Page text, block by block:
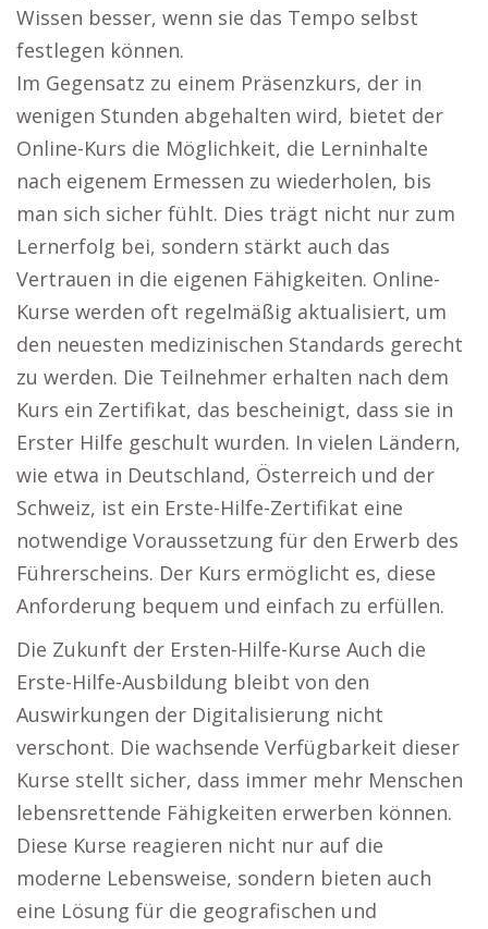
Wissen besser, wenn sie das Tempo selbst
festlegen können.
Im Gegensatz zu einem Präsenzkurs, der in
wenigen Stunden abgehalten wird, bietet der
Online-Kurs die Möglichkeit, die Lerninhalte
nach eigenem Ermessen zu wiederholen, bis
man sich sicher fühlt. Dies trägt nicht nur zum
Lernerfolg bei, sondern stärkt auch das
Vertrauen in die eigenen Fähigkeiten. Online-
Kurse werden oft regelmäßig aktualisiert, um
den neuesten medizinischen Standards gerecht
zu werden. Die Teilnehmer erhalten nach dem
Kurs ein Zertifikat, das bescheinigt, dass sie in
Erster Hilfe geschult wurden. In vielen Ländern,
wie etwa in Deutschland, Österreich und der
Schweiz, ist ein Erste-Hilfe-Zertifikat eine
notwendige Voraussetzung für den Erwerb des
Führerscheins. Der Kurs ermöglicht es, diese
Anforderung bequem und einfach zu erfüllen.
Die Zukunft der Ersten-Hilfe-Kurse Auch die
Erste-Hilfe-Ausbildung bleibt von den
Auswirkungen der Digitalisierung nicht
verschont. Die wachsende Verfügbarkeit dieser
Kurse stellt sicher, dass immer mehr Menschen
lebensrettende Fähigkeiten erwerben können.
Diese Kurse reagieren nicht nur auf die
moderne Lebensweise, sondern bieten auch
eine Lösung für die geografischen und